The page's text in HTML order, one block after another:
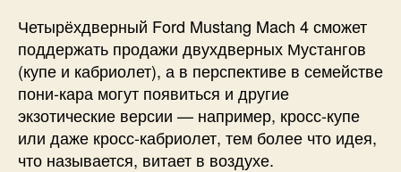
Четырёхдверный Ford Mustang Mach 4 сможет
поддержать продажи двухдверных Мустангов
(купе и кабриолет), а в перспективе в семействе
пони-кара могут появиться и другие
экзотические версии — например, кросс-купе
или даже кросс-кабриолет, тем более что идея,
что называется, витает в воздухе.